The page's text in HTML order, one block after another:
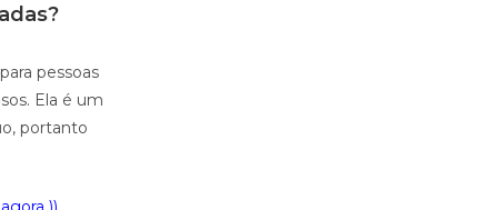
pessoas
Ela é um
portanto